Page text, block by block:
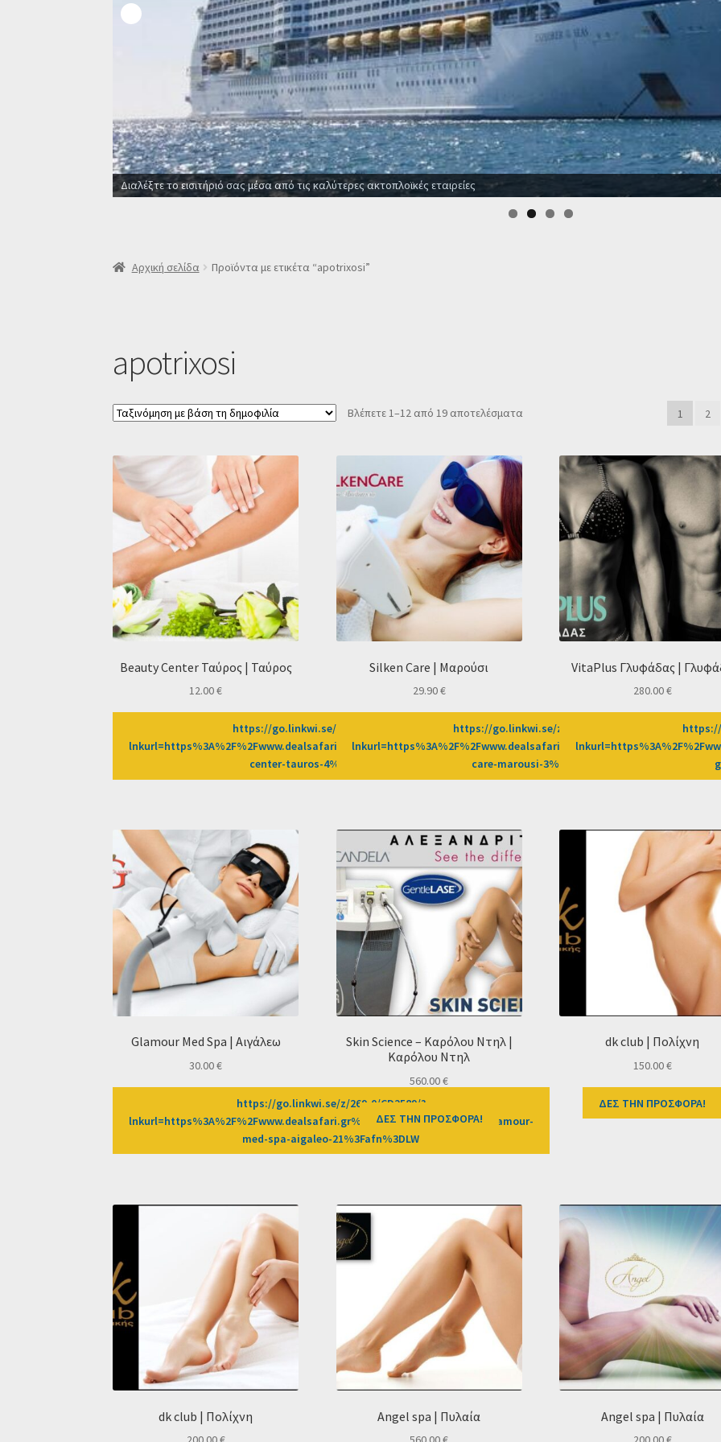
Οι καλύτερες προσφορές σε ξενοδοχεία για όλο το
Αρχική σελίδα Προϊόντα με ετικέτα “apotrixosi”
apotrixosi
Βλέπετε 1–12 από 19 αποτελέσματα 1 2
Beauty Center Ταύρος | Ταύρος
12.00€
https://go.linkwi.se/z/269-0/CD2589/?
lnkurl=https%3A%2F%2Fwww.dealsafari.gr%2Fprosfores%2Fdeal%2Fbeauty-
center-tauros-4%3Fafn%3DLW
Silken Care | Μαρούσι
29.90€
https://go.linkwi.se/z/269-0/CD2589/?
care-marousi-3%3Fafn%3DLW
VitaPlus Γλυφάδας |
280.00€
https://
Glamour Med Spa | Αιγάλεω
30.00€
https://go.linkwi.se/z/269-0/CD2589/?
lnkurl=https%3A%2F%2Fwww.dealsafari.gr%2Fprosfores%2Fdeal%2Fglamour-
med-spa-aigaleo-21%3Fafn%3DLW
Skin Science – Καρόλου Ντηλ |
Καρόλου Ντηλ
560.00€
ΔΕΣ ΤΗΝ ΠΡΟΣΦΟΡΑ!
dk club | Πολίχνη
150.00€
ΔΕΣ ΤΗΝ ΠΡΟΣΦΟΡΑ!
dk club | Πολίχνη Angel spa | Πυλαία Angel spa | Πυλαία